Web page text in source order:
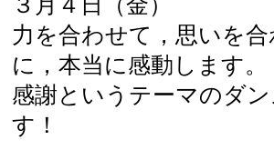
力を合わせて，思いを
に，本当に感動します。
感謝というテーマのダ
す！